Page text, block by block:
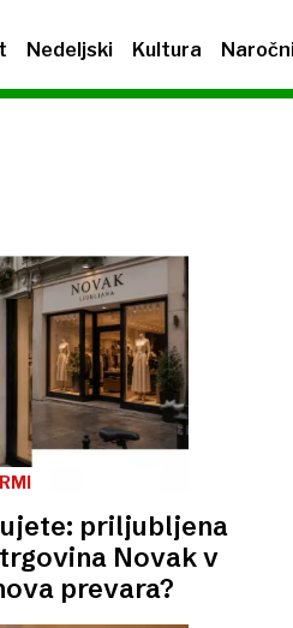
Nedeljski Kultura
priljubljena
Novak v
prevara?